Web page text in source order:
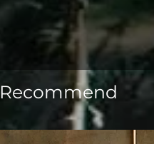
Recommend